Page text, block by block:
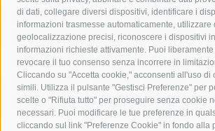
di dati, collegare diversi dispositivi, identificare i
informazioni trasmesse automaticamente, utilizzare
geolocalizzazione precisi, riconoscere i dispositivi
informazioni richieste attivamente. Puoi
revocare il tuo consenso senza incorrere in
Cliccando su "Accetta cookie," acconsenti all'uso di
simili. Utilizza il pulsante "Gestisci Preferenze" per
scelte o "Rifiuta tutto" per proseguire senza cookie
necessari. Puoi modificare le tue preferenze in
cliccando sul link "Preferenze Cookie" in fondo alla
massimo coppola
Meta napoli
penisola sorrentina
piano di sorrento
protezione civile
Regione Campania
sindaco cuomo
sorrento studenti
turismo
Vico Equense villa fiorentino